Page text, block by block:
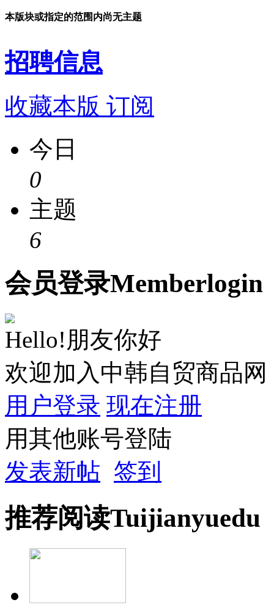
本版块或指定的范围内尚无主题
招聘信息
收藏本版 订阅
今日
0
主题
6
会员登录Memberlogin
Hello!朋友你好
欢迎加入中韩自贸商品网
用户登录 现在注册
用其他账号登陆
发表新帖 签到
推荐阅读Tuijianyuedu